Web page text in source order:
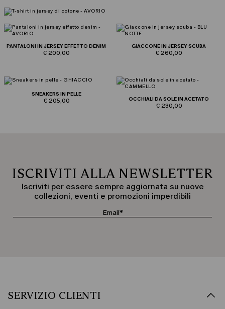
PANTALONI IN JERSEY EFFETTO DENIM
€ 200,00
GIACCONE IN JERSEY SCUBA
€ 260,00
SNEAKERS IN PELLE
€ 205,00 OCCHIALI DA SOLE IN ACETATO
€ 230,00
ISCRIVITI ALLA NEWSLETTER
Iscriviti per essere sempre aggiornata su nuove
collezioni, eventi e promozioni imperdibili
SERVIZIO CLIENTI